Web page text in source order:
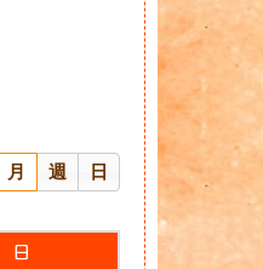
月 週 日
日